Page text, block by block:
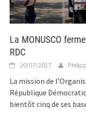
La MONUSCO
RDC
20/07/2017
La mission de
République
bientôt cinq de ses